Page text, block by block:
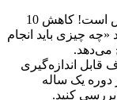
هدف بسیار مشخص است! کاهش 10
باید انجام
اندازه‌گیری
یک ساله
کنید.